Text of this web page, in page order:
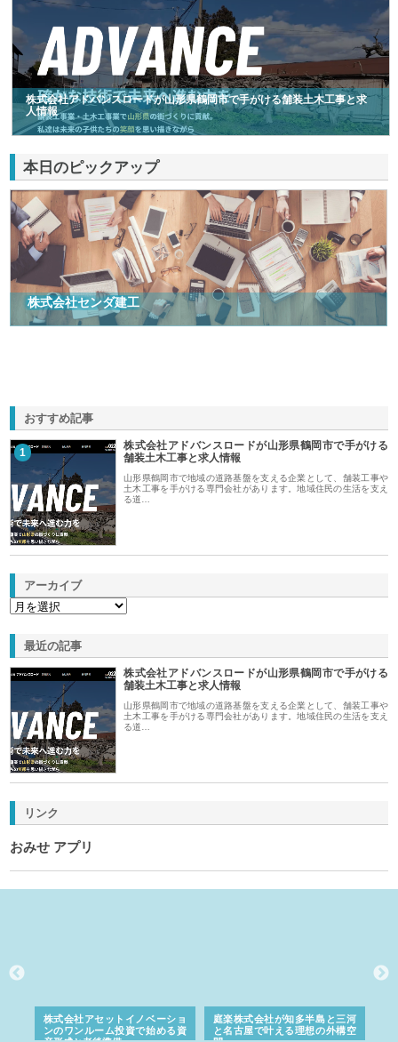
株式会社アドバンスロードが山形県鶴岡市で手がける舗装土木工事と求
人情報
本日のピックアップ
株式会社センダ建工
おすすめ記事
1
株式会社アドバンスロードが山形県鶴岡市で手がける
舗装土木工事と求人情報
山形県鶴岡市で地域の道路基盤を支える企業として、舗装工事や
土木工事を手がける専門会社があります。地域住民の生活を支え
る道…
アーカイブ
最近の記事
株式会社アドバンスロードが山形県鶴岡市で手がける
舗装土木工事と求人情報
山形県鶴岡市で地域の道路基盤を支える企業として、舗装工事や
土木工事を手がける専門会社があります。地域住民の生活を支え
る道…
リンク
おみせ アプリ
株式会社アセットイノベーショ
ンのワンルーム投資で始める資
庭楽株式会社が知多半島と三河
と名古屋で叶える理想の外構空